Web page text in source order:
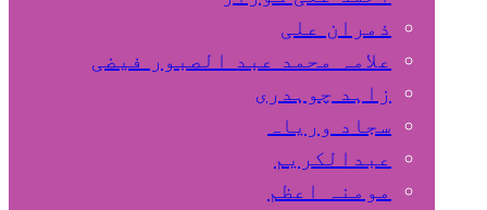
ذمران علی
علامہ محمد عبد الصبور فیضی
زاہد چوہدری
سجاد وریاہ
عبدالکریم
مومنہ اعظم